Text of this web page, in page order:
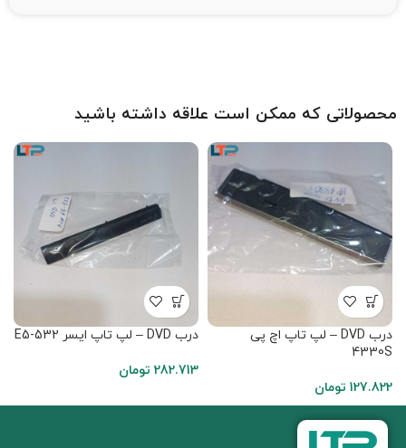
محصولاتی که ممکن است علاقه داشته باشید
درب DVD – لپ تاپ اچ پی
4330S
127.822 تومان
درب DVD – لپ تاپ ایسر E5-532
282.713 تومان